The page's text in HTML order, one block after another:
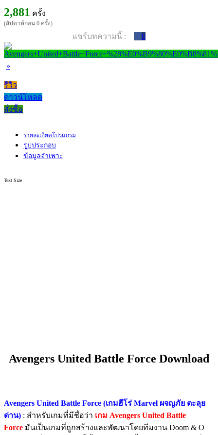
2,881 ครั้ง
(สัปดาห์ก่อน 0 ครั้ง)
แชร์บทความนี้ : 0
»
รีวิว
ดาวน์โหลด
สั่งซื้อ
รายละเอียดโปรแกรม
รูปประกอบ
ข้อมูลจำเพาะ
Text Size
Avengers United Battle Force Download
Avengers United Battle Force (เกมฮีโร่ Marvel ผจญภัย ตะลุย
ด่าน) : สำหรับเกมที่มีชื่อว่า เกม Avengers United Battle
Force มันเป็นเกมที่ถูกสร้างและพัฒนาโดยทีมงาน Doom & O